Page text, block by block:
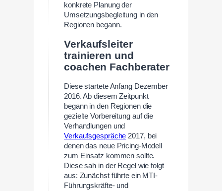
konkrete Planung der
Umsetzungsbegleitung in den
Regionen begann.
Verkaufsleiter
trainieren und
coachen Fachberater
Diese startete Anfang Dezember
2016. Ab diesem Zeitpunkt
begann in den Regionen die
gezielte Vorbereitung auf die
Verhandlungen und
Verkaufsgespräche 2017, bei
denen das neue Pricing-Modell
zum Einsatz kommen sollte.
Diese sah in der Regel wie folgt
aus: Zunächst führte ein MTI-
Führungskräfte- und